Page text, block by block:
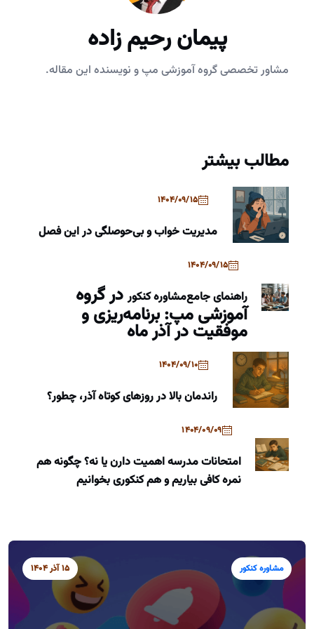
پیمان رحیم زاده
مشاور تخصصی گروه آموزشی مپ و نویسنده این مقاله.
مطالب بیشتر
1404/09/15
مدیریت خواب و بی‌حوصلگی در این فصل
1404/09/15
راهنمای جامعمشاوره کنکوردر گروه
آموزشی مپ: برنامه‌ریزی و
موفقیت در آذر ماه
1404/09/10
راندمان بالا در روزهای کوتاه آذر، چطور؟
1404/09/09
امتحانات مدرسه اهمیت دارن یا نه؟ چگونه هم
نمره کافی بیاریم و هم کنکوری بخوانیم
مشاوره کنکور 15 آذر 1404